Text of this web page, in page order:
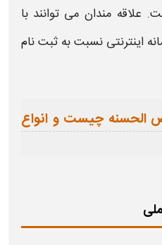
مندان می‌ توانند با
اینترنتی نسبت به ثبت‌ نام
الحسنه چیست و انواع